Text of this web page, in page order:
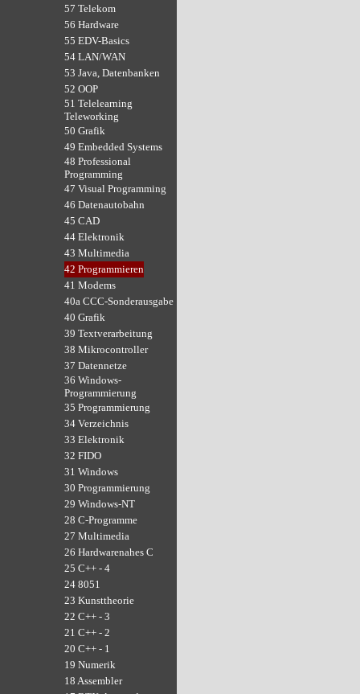
57 Telekom
56 Hardware
55 EDV-Basics
54 LAN/WAN
53 Java, Datenbanken
52 OOP
51 Telelearning
Teleworking
50 Grafik
49 Embedded Systems
48 Professional
Programming
47 Visual Programming
46 Datenautobahn
45 CAD
44 Elektronik
43 Multimedia
42 Programmieren
41 Modems
40a CCC-Sonderausgabe
40 Grafik
39 Textverarbeitung
38 Mikrocontroller
37 Datennetze
36 Windows-
Programmierung
35 Programmierung
34 Verzeichnis
33 Elektronik
32 FIDO
31 Windows
30 Programmierung
29 Windows-NT
28 C-Programme
27 Multimedia
26 Hardwarenahes C
25 C++ - 4
24 8051
23 Kunsttheorie
22 C++ - 3
21 C++ - 2
20 C++ - 1
19 Numerik
18 Assembler